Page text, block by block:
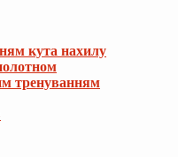
кута нахилу
тренуванням